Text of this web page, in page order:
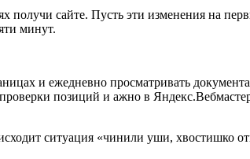
сайте. Пусть эти изменения на
минут.
и ежедневно просматривать
позиций и ажно в
ситуация «чинили уши, хвостишко